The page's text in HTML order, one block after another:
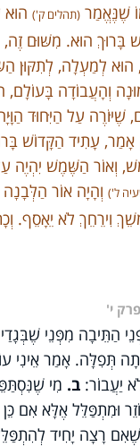
שֶׁנֶּאֱמַר (תהלים ק') הוּא
בָּרוּךְ הוּא. מִשּׁוּם זֶה,
הוּא לְמַעְלָה, לְתִקּוּן
וְהָעֲבוֹדָה בָּעוֹלָם,
שֶׁיּוֹרֶה עַל הַיִּחוּד
אָמַר, עָתִיד הַקָּדוֹשׁ
וְאוֹר הַשֶּׁמֶשׁ יִהְיֶה
ל') וְהָיָה אוֹר
וִירֵחֵךְ לֹא יֵאָסֵף.
י'
הַתֵּיבָה מִפְּנֵי
תְּפִלָּה. אָמַר אֵינִי
יַעֲבוֹר: ב. מִי
וּמִתְפַּלֵּל אֶלָּא אִם
רָצָה יָחִיד